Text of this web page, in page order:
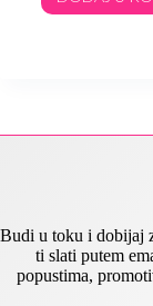
Budi u toku i dobijaj
ti slati putem
popustima,